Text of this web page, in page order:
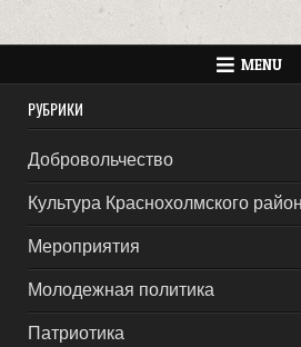
MENU
РУБРИКИ
Добровольчество
Культура Краснохолмского
Мероприятия
Молодежная политика
Патриотика